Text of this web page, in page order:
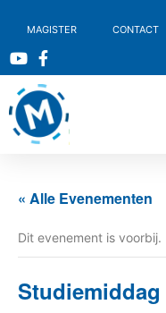
MAGISTER CONTACT
« Alle Evenementen
Dit evenement is voorbij.
Studiemiddag